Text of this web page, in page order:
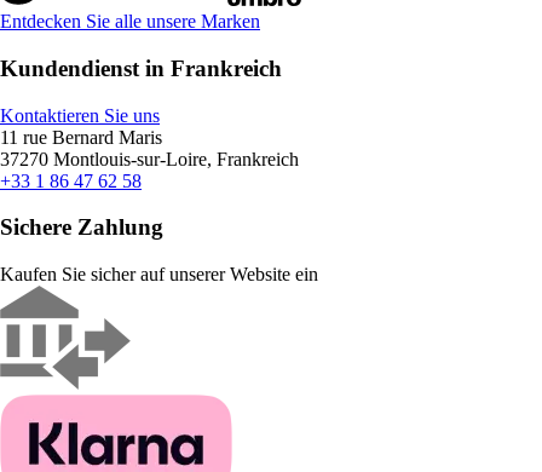
Entdecken Sie alle unsere Marken
Kundendienst in Frankreich
Kontaktieren Sie uns
11 rue Bernard Maris
37270 Montlouis-sur-Loire, Frankreich
+33 1 86 47 62 58
Sichere Zahlung
Kaufen Sie sicher auf unserer Website ein